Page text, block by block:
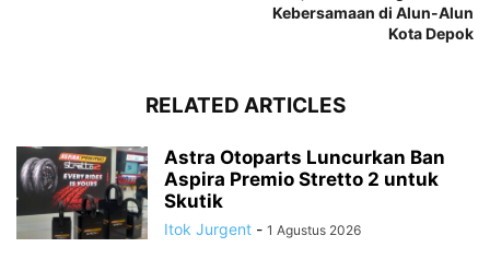
Kebersamaan di Alun-Alun
Kota Depok
RELATED ARTICLES
Astra Otoparts Luncurkan Ban
Aspira Premio Stretto 2 untuk
Skutik
Itok Jurgent - 1 Agustus 2026